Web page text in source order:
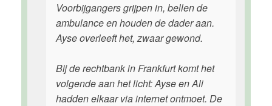
Voorbijgangers grijpen in, bellen de
ambulance en houden de dader aan.
Ayse overleeft het, zwaar gewond.
Bij de rechtbank in Frankfurt komt het
volgende aan het licht: Ayse en Ali
hadden elkaar via internet ontmoet. De